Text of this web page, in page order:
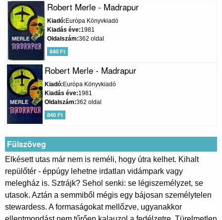
Robert Merle - Madrapur
Kiadó Európa Könyvkiadó
Kiadás éve 1981
Oldalszám 362 oldal
840 Ft
Robert Merle - Madrapur
Kiadó Európa Könyvkiadó
Kiadás éve 1981
Oldalszám 362 oldal
840 Ft
Fülszöveg
Elkésett utas már nem is reméli, hogy útra kelhet. Kihalt
repülőtér - éppúgy lehetne irdatlan vidámpark vagy
melegház is. Sztrájk? Sehol senki: se légiszemélyzet, se
utasok. Aztán a semmiből mégis egy bájosan személytelen
stewardess. A formaságokat mellőzve, ugyanakkor